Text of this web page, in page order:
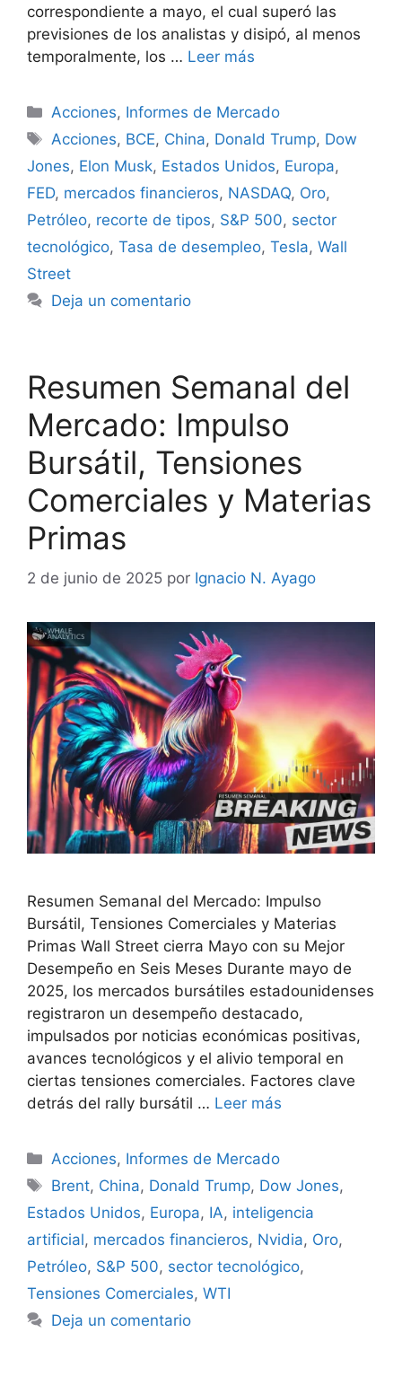
correspondiente a mayo, el cual superó las
previsiones de los analistas y disipó, al menos
temporalmente, los … Leer más
Categorías
Acciones, Informes de Mercado
Etiquetas
Acciones, BCE, China, Donald Trump, Dow
Jones, Elon Musk, Estados Unidos, Europa,
FED, mercados financieros, NASDAQ, Oro,
Petróleo, recorte de tipos, S&P 500, sector
tecnológico, Tasa de desempleo, Tesla, Wall
Street
Deja un comentario
Resumen Semanal del
Mercado: Impulso
Bursátil, Tensiones
Comerciales y Materias
Primas
2 de junio de 2025 por Ignacio N. Ayago
Resumen Semanal del Mercado: Impulso
Bursátil, Tensiones Comerciales y Materias
Primas Wall Street cierra Mayo con su Mejor
Desempeño en Seis Meses Durante mayo de
2025, los mercados bursátiles estadounidenses
registraron un desempeño destacado,
impulsados por noticias económicas positivas,
avances tecnológicos y el alivio temporal en
ciertas tensiones comerciales. Factores clave
detrás del rally bursátil … Leer más
Categorías
Acciones, Informes de Mercado
Etiquetas
Brent, China, Donald Trump, Dow Jones,
Estados Unidos, Europa, IA, inteligencia
artificial, mercados financieros, Nvidia, Oro,
Petróleo, S&P 500, sector tecnológico,
Tensiones Comerciales, WTI
Deja un comentario